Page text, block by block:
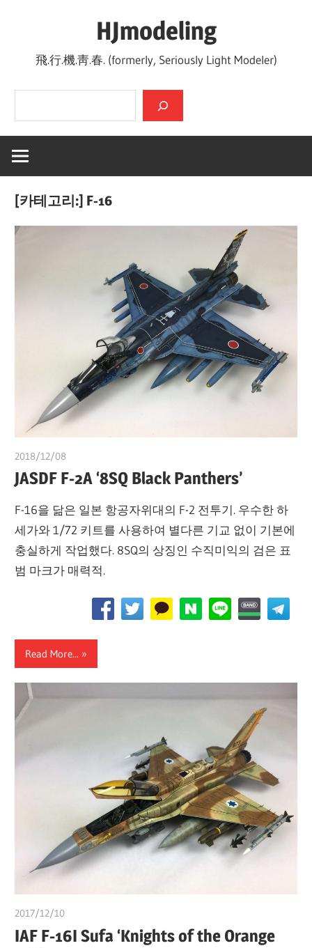
HJmodeling
飛.行.機.靑.春. (formerly, Seriously Light Modeler)
검색
[카테고리:] F-16
2018/12/08
JASDF F-2A ‘8SQ Black Panthers’
F-16을 닮은 일본 항공자위대의 F-2 전투기. 우수한 하
세가와 1/72 키트를 사용하여 별다른 기교 없이 기본에
충실하게 작업했다. 8SQ의 상징인 수직미익의 검은 표
범 마크가 매력적.
Read More...
2017/12/10
IAF F-16I Sufa ‘Knights of the Orange